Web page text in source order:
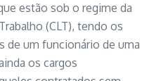
estão sob o regime da
(CLT), tendo os
de um funcionário de uma
os cargos